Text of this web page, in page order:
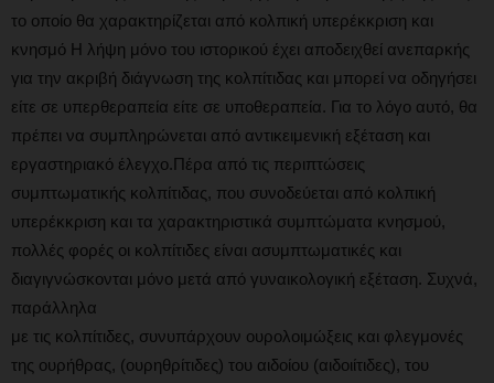
το οποίο θα χαρακτηρίζεται από κολπική υπερέκκριση και
κνησμό Η λήψη μόνο του ιστορικού έχει αποδειχθεί ανεπαρκής
για την ακριβή διάγνωση της κολπίτιδας και μπορεί να οδηγήσει
είτε σε υπερθεραπεία είτε σε υποθεραπεία. Για το λόγο αυτό, θα
πρέπει να συμπληρώνεται από αντικειμενική εξέταση και
εργαστηριακό έλεγχο.Πέρα από τις περιπτώσεις
συμπτωματικής κολπίτιδας, που συνοδεύεται από κολπική
υπερέκκριση και τα χαρακτηριστικά συμπτώματα κνησμού,
πολλές φορές οι κολπίτιδες είναι ασυμπτωματικές και
διαγιγνώσκονται μόνο μετά από γυναικολογική εξέταση. Συχνά,
παράλληλα
με τις κολπίτιδες, συνυπάρχουν ουρολοιμώξεις και φλεγμονές
της ουρήθρας, (ουρηθρίτιδες) του αιδοίου (αιδοιίτιδες), του